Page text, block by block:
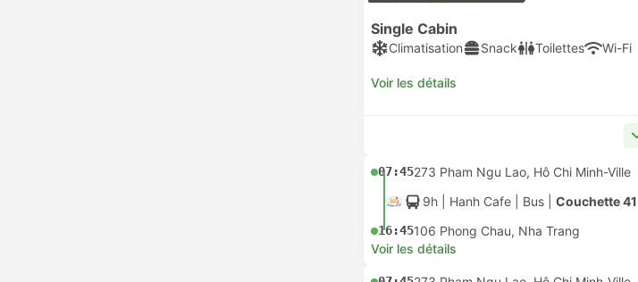
Single Cabin
Climatisation Snack Toilettes Wi-Fi
Voir les détails
07:45273 Pham Ngu Lao, Hô Chi Minh-Ville
9h | Hanh Cafe Bus Couchette 41
16:45106 Phong Chau, Nha Trang
Voir les détails